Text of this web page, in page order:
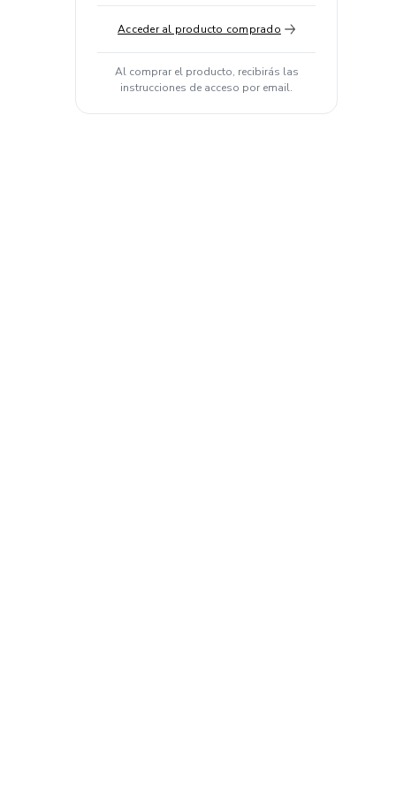
Acceder al producto comprado
Al comprar el producto, recibirás las
instrucciones de acceso por email.